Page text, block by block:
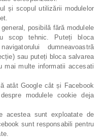
și scopul utilizării modulelor
posibilă fără modulele
scop tehnic. Puteți bloca
dumneavoastră
sau puteți bloca salvarea
mai multe informatii accesati
atât Google cât și Facebook
modulele cookie deja
acestea sunt exploatate de
sunt responsabili pentru